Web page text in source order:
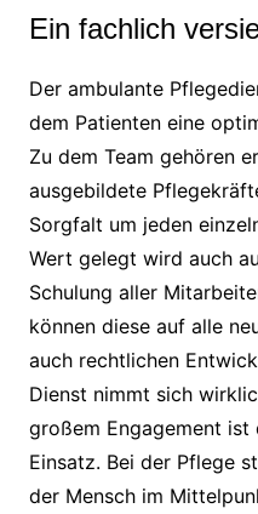
Ein fachlich
Der ambulante
dem Patienten eine
Zu dem Team gehören
ausgebildete
Sorgfalt um jeden
Wert gelegt wird auch
Schulung aller
können diese auf alle
auch rechtlichen
Dienst nimmt sich
großem Engagement ist
Einsatz. Bei der Pflege
der Mensch im